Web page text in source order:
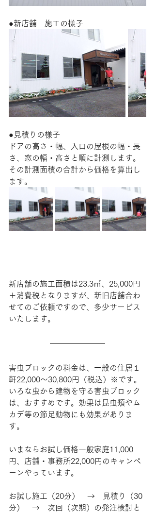
●新店舗　施工の様子
●見積りの様子
ドアの高さ・幅、入口の屋根の幅・長
さ、窓の幅・高さと順に計測します。
その計測面積の合計から価格を算出し
ます。
新店舗の施工面積は23.3㎡、25,000円
＋消費税となりますが、新旧店舗合わ
せてのご依頼ですので、多少サービス
いたします。
害虫ブロックの料金は、一般の住居１
軒22,000～30,800円（税込）※です。
いろな虫から建物を守る害虫ブロック
は、おすすめです。効果は昆虫類やム
カデ等の節足動物にも効果がありま
す。
いまならお試し価格一般家庭11,000
円、店舗・事務所22,000円のキャンペ
ーンやっています。
お試し施工（20分）　→　見積り（30
分）　→　次回（次期）の発注検討と